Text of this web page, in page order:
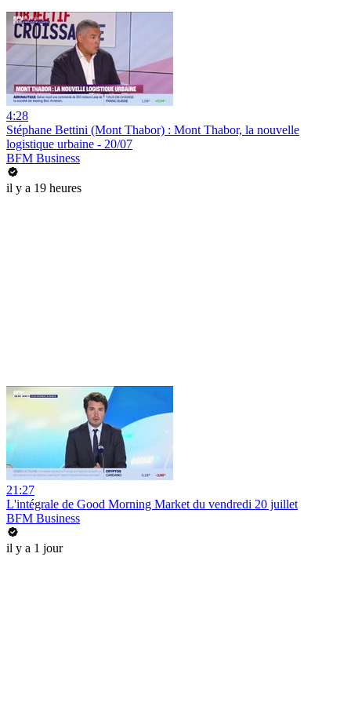
4:28
Stéphane Bettini (Mont Thabor) : Mont Thabor, la nouvelle
logistique urbaine - 20/07
BFM Business
il y a 19 heures
21:27
L'intégrale de Good Morning Market du vendredi 20 juillet
BFM Business
il y a 1 jour